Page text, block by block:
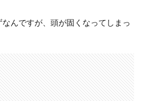
んですが、頭が固くなってしまっ